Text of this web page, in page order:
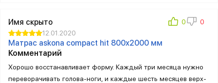
Имя скрыто
12.01.2020
Матрас askona compact hit 800х2000 мм
Комментарий
Хорошо восстанавливает форму. Каждый три месяца нужно
переворачивать голова-ноги, и каждые шесть месяцев верх-